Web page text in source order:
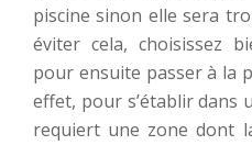
piscine sinon elle sera
éviter cela, choisissez
pour ensuite passer à la
effet, pour s’établir dans
requiert une zone dont